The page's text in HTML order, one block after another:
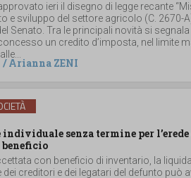
ieri il disegno di legge recante
e sviluppo del settore agricolo (C. 2670-
Senato. Tra le principali novità si
un credito d’imposta, nel limite
/Arianna ZENI
senza termine per l’erede
beneficio
con beneficio di inventario, la
creditori e dei legatari del defunto può